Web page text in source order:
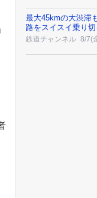
最大45kmの大渋滞
路をスイスイ乗り
鉄道チャンネル 8/7(